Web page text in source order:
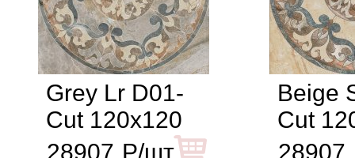
Grey Lr D01-
Cut 120x120
28907 Р/шт
Beige
Cut
28907